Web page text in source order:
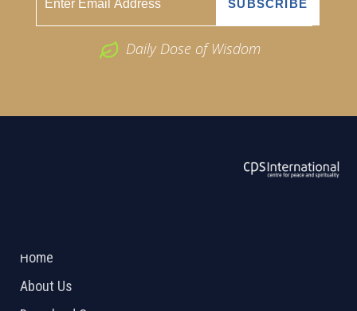
Daily Dose of Wisdom
Home
About Us